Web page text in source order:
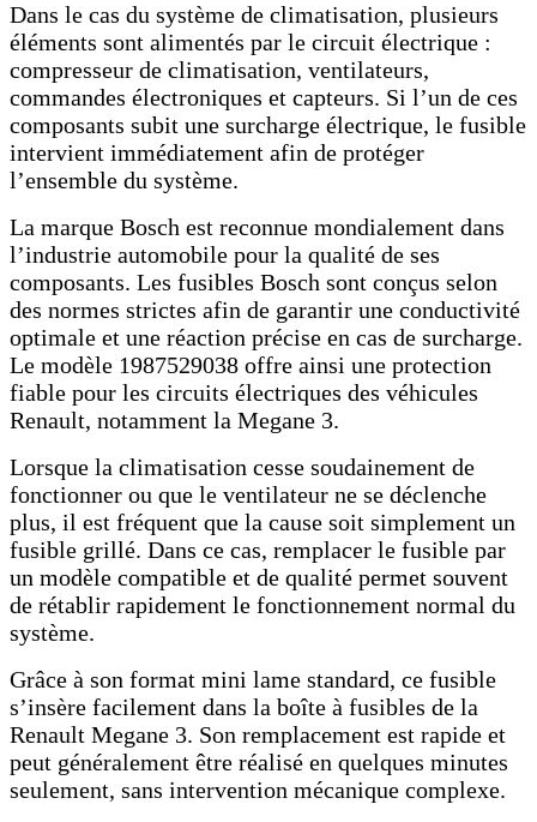
Dans le cas du système de climatisation, plusieurs
éléments sont alimentés par le circuit électrique :
compresseur de climatisation, ventilateurs,
commandes électroniques et capteurs. Si l’un de ces
composants subit une surcharge électrique, le fusible
intervient immédiatement afin de protéger
l’ensemble du système.
La marque Bosch est reconnue mondialement dans
l’industrie automobile pour la qualité de ses
composants. Les fusibles Bosch sont conçus selon
des normes strictes afin de garantir une conductivité
optimale et une réaction précise en cas de surcharge.
Le modèle 1987529038 offre ainsi une protection
fiable pour les circuits électriques des véhicules
Renault, notamment la Megane 3.
Lorsque la climatisation cesse soudainement de
fonctionner ou que le ventilateur ne se déclenche
plus, il est fréquent que la cause soit simplement un
fusible grillé. Dans ce cas, remplacer le fusible par
un modèle compatible et de qualité permet souvent
de rétablir rapidement le fonctionnement normal du
système.
Grâce à son format mini lame standard, ce fusible
s’insère facilement dans la boîte à fusibles de la
Renault Megane 3. Son remplacement est rapide et
peut généralement être réalisé en quelques minutes
seulement, sans intervention mécanique complexe.